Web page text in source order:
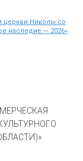
церкви Николы со
наследие — 2026»